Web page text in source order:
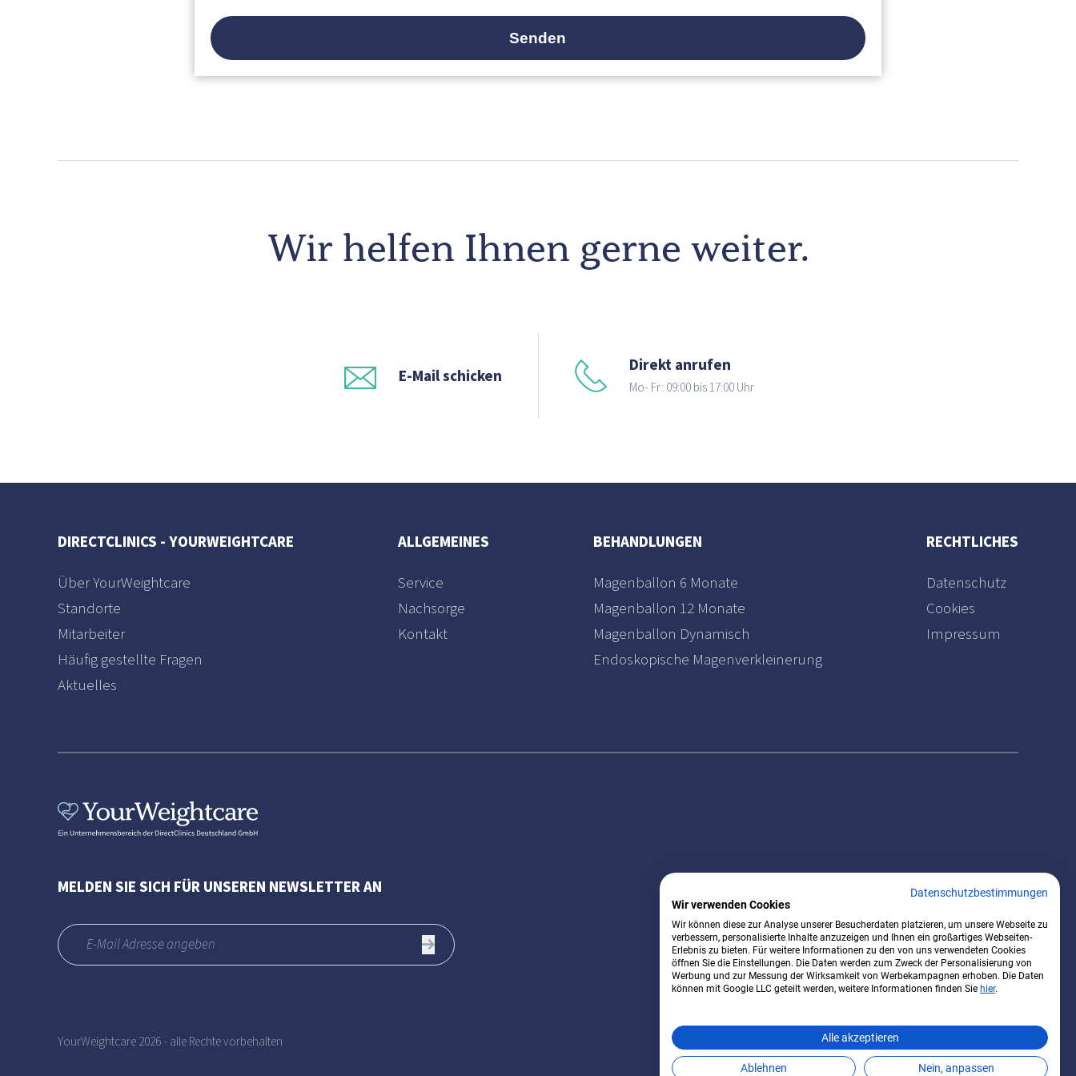
Wir helfen Ihnen gerne weiter.
E-Mail schicken Direkt anrufen
Mo- Fr: 09:00 bis 17:00 Uhr
DIRECTCLINICS - YOURWEIGHTCARE
Über YourWeightcare
Standorte
Mitarbeiter
Häufig gestellte Fragen
Aktuelles
ALLGEMEINES
Service
Nachsorge
Kontakt
BEHANDLUNGEN
Magenballon 6 Monate
Magenballon 12 Monate
Magenballon Dynamisch
Endoskopische Magenverkleinerung
RECHTLICHES
Datenschutz
Cookies
Impressum
MELDEN SIE SICH FÜR UNSEREN NEWSLETTER AN
YourWeightcare 2026 - alle Rechte vorbehalten
Datenschutzbestimmungen
Wir verwenden Cookies
Wir können diese zur Analyse unserer Besucherdaten platzieren, um unsere Webseite zu
verbessern, personalisierte Inhalte anzuzeigen und Ihnen ein großartiges Webseiten-
Erlebnis zu bieten. Für weitere Informationen zu den von uns verwendeten Cookies
öffnen Sie die Einstellungen. Die Daten werden zum Zweck der Personalisierung von
Werbung und zur Messung der Wirksamkeit von Werbekampagnen erhoben. Die Daten
können mit Google LLC geteilt werden, weitere Informationen finden Sie hier.
Alle akzeptieren
Ablehnen Nein, anpassen